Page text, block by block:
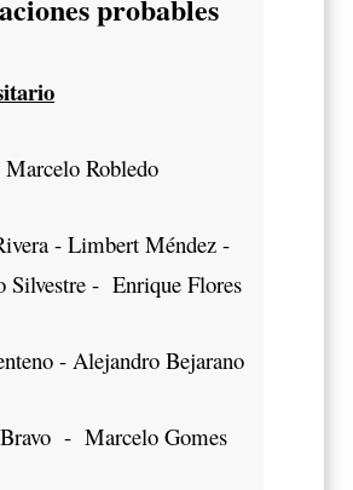
probables
Marcelo Robledo
- Limbert Méndez -
Silvestre - Enrique Flores
- Alejandro Bejarano
- Marcelo Gomes